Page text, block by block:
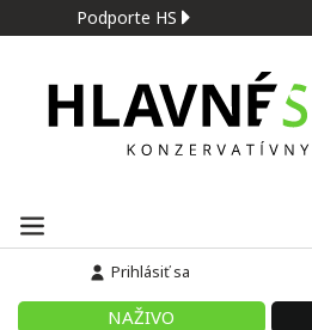
Podporte HS
Prihlásiť sa
NAŽIVO